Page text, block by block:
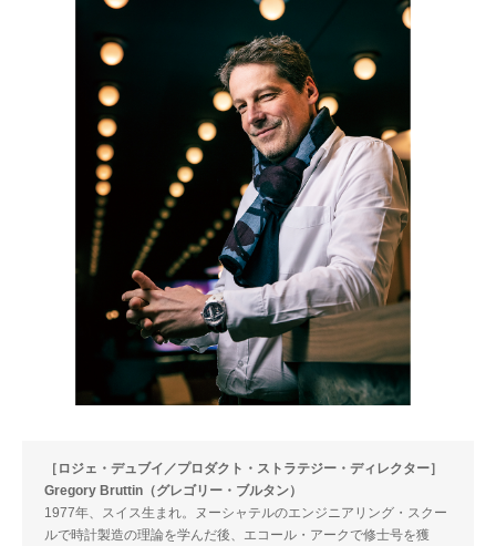
［ロジェ・デュブイ／プロダクト・ストラテジー・ディレクター］
Gregory Bruttin（グレゴリー・ブルタン）
1977年、スイス生まれ。ヌーシャテルのエンジニアリング・スクー
ルで時計製造の理論を学んだ後、エコール・アークで修士号を獲